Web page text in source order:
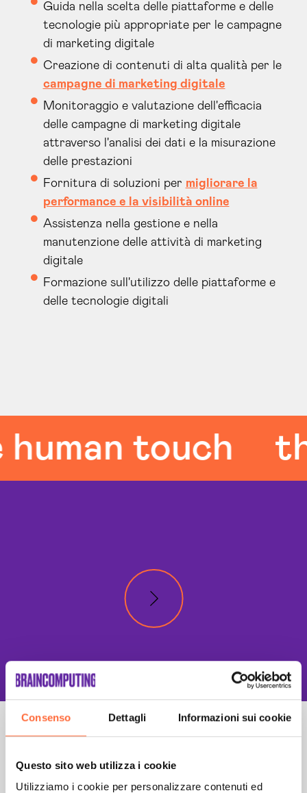
Consenso Dettagli Informazioni sui cookie
Questo sito web utilizza i cookie
Utilizziamo i cookie per personalizzare contenuti ed
Guida nella scelta delle piattaforme e delle
tecnologie più appropriate per le campagne
di marketing digitale
Creazione di contenuti di alta qualità per le
campagne di marketing digitale
Monitoraggio e valutazione dell'efficacia
delle campagne di marketing digitale
attraverso l'analisi dei dati e la misurazione
delle prestazioni
Fornitura di soluzioni per migliorare la
performance e la visibilità online
Assistenza nella gestione e nella
manutenzione delle attività di marketing
digitale
Formazione sull'utilizzo delle piattaforme e
delle tecnologie digitali
touch